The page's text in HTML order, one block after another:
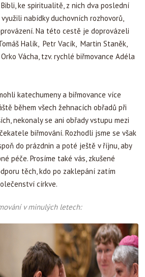
ke spiritualitě, z nich dva poslední
nabídky duchovních rozhovorů,
Na této cestě je doprovázeli
Halík, Petr Vacík, Martin Staněk,
Vácha, tzv. rychlé biřmovance Adéla
katechumeny a biřmovance více
během všech žehnacích obřadů při
nekonaly se ani obřady vstupu mezi
biřmování. Rozhodli jsme se však
do prázdnin a poté ještě v říjnu, aby
péče. Prosíme také vás, zkušené
těch, kdo po zaklepání zatím
církve.
v minulých letech: